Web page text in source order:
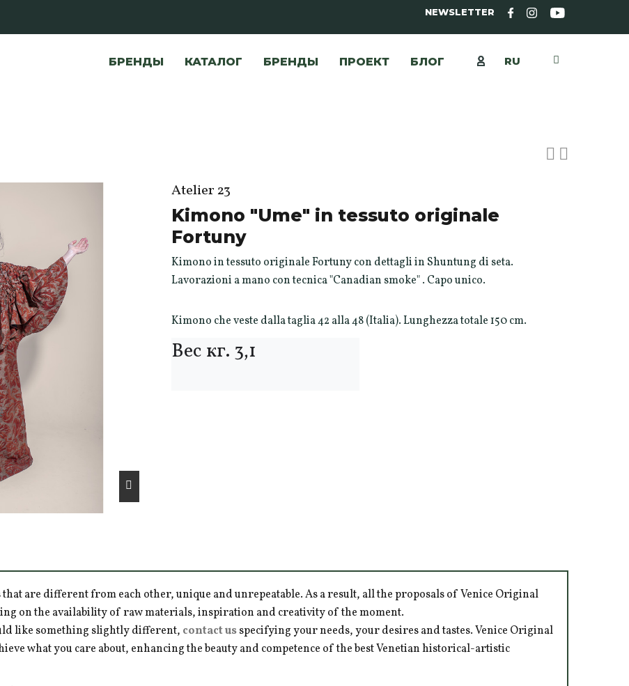
NEWSLETTER
БРЕНДЫ КАТАЛОГ БРЕНДЫ ПРОЕКТ БЛОГ RU
Atelier 23
Kimono "Ume" in tessuto originale
Fortuny
Kimono in tessuto originale Fortuny con dettagli in Shuntung di seta.
Lavorazioni a mano con tecnica "Canadian smoke" . Capo unico.
Kimono che veste dalla taglia 42 alla 48 (Italia). Lunghezza totale 150 cm.
Вес кг. 3,1
are different from each other, unique and unrepeatable. As a result, all the proposals of Venice Original
on the availability of raw materials, inspiration and creativity of the moment.
like something slightly different, contact usspecifying your needs, your desires and tastes. Venice Original
what you care about, enhancing the beauty and competence of the best Venetian historical-artistic